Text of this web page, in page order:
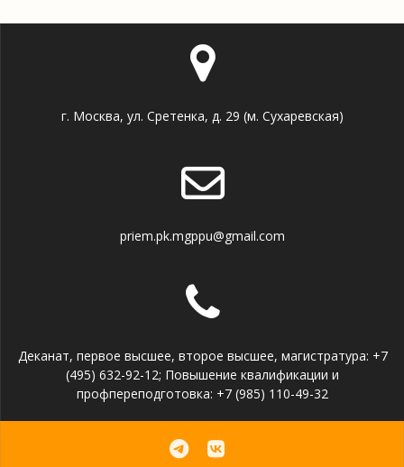
г. Москва, ул. Сретенка, д. 29 (м. Сухаревская)
priem.pk.mgppu@gmail.com
Деканат, первое высшее, второе высшее, магистратура: +7
(495) 632-92-12; Повышение квалификации и
профпереподготовка: +7 (985) 110-49-32